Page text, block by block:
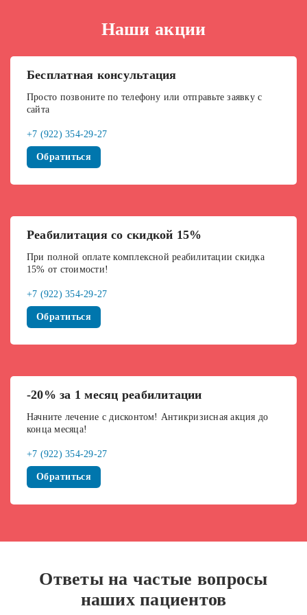
Наши акции
Бесплатная консультация
Просто позвоните по телефону или отправьте заявку с
сайта
+7 (922) 354-29-27
Обратиться
Реабилитация со скидкой 15%
При полной оплате комплексной реабилитации скидка
15% от стоимости!
+7 (922) 354-29-27
Обратиться
-20% за 1 месяц реабилитации
Начните лечение с дисконтом! Антикризисная акция до
конца месяца!
+7 (922) 354-29-27
Обратиться
Ответы на частые вопросы
наших пациентов